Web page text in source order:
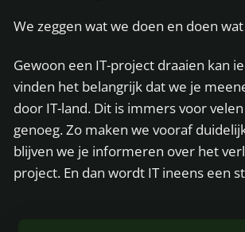
We zeggen wat we doen en doen
Gewoon een IT-project draaien kan
vinden het belangrijk dat we je
door IT-land. Dit is immers voor
genoeg. Zo maken we vooraf
blijven we je informeren over het
project. En dan wordt IT ineens een